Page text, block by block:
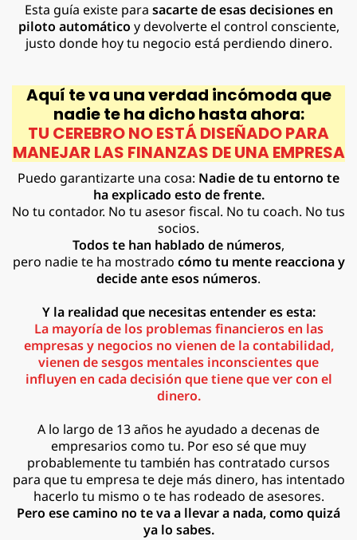
Esta guía existe para sacarte de esas decisiones en
piloto automático y devolverte el control consciente,
justo donde hoy tu negocio está perdiendo dinero.
Aquí te va una verdad incómoda que
nadie te ha dicho hasta ahora:
TU CEREBRO NO ESTÁ DISEÑADO PARA
MANEJAR LAS FINANZAS DE UNA EMPRESA
Puedo garantizarte una cosa: Nadie de tu entorno te
ha explicado esto de frente.
No tu contador. No tu asesor fiscal. No tu coach. No tus
socios.
Todos te han hablado de números,
pero nadie te ha mostrado cómo tu mente reacciona y
decide ante esos números.
Y la realidad que necesitas entender es esta:
La mayoría de los problemas financieros en las
empresas y negocios no vienen de la contabilidad,
vienen de sesgos mentales inconscientes que
influyen en cada decisión que tiene que ver con el
dinero.
A lo largo de 13 años he ayudado a decenas de
empresarios como tu. Por eso sé que muy
probablemente tu también has contratado cursos
para que tu empresa te deje más dinero, has intentado
hacerlo tu mismo o te has rodeado de asesores.
Pero ese camino no te va a llevar a nada, como quizá
ya lo sabes.